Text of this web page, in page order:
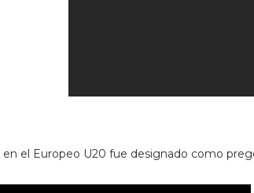
en el Europeo U20 fue designado como